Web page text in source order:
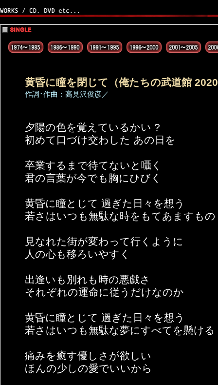
黄昏に瞳を閉じて（俺たちの武道館
作詞･作曲：高見沢俊彦／
夕陽の色を覚えているかい ?
初めて口づけ交わした あの日を
卒業するまで待てないと囁く
君の言葉が今でも胸にひびく
黄昏に瞳とじて 過ぎた日々を想う
若さはいつも無駄な時をもてあますもの
見なれた街が変わって行くように
人の心も移ろいやすく
出逢いも別れも時の悪戯さ
それぞれの運命に従うだけなのか
黄昏に瞳とじて 過ぎた日々を想う
若さはいつも無駄な夢にすべてを懸ける
痛みを癒す優しさが欲しい
ほんの少しの愛でいいから